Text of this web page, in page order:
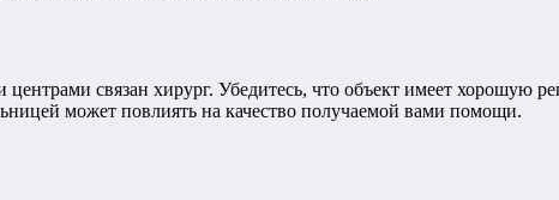
связан хирург. Убедитесь, что объект имеет
может повлиять на качество получаемой вами помощи.